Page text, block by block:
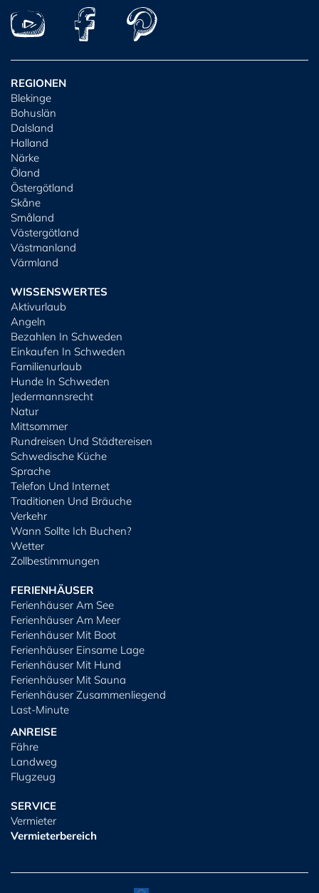
REGIONEN
Blekinge
Bohuslän
Dalsland
Halland
Närke
Öland
Östergötland
Skåne
Småland
Västergötland
Västmanland
Värmland
WISSENSWERTES
Aktivurlaub
Angeln
Bezahlen In Schweden
Einkaufen In Schweden
Familienurlaub
Hunde In Schweden
Jedermannsrecht
Natur
Mittsommer
Rundreisen Und Städtereisen
Schwedische Küche
Sprache
Telefon Und Internet
Traditionen Und Bräuche
Verkehr
Wann Sollte Ich Buchen?
Wetter
Zollbestimmungen
FERIENHÄUSER
Ferienhäuser Am See
Ferienhäuser Am Meer
Ferienhäuser Mit Boot
Ferienhäuser Einsame Lage
Ferienhäuser Mit Hund
Ferienhäuser Mit Sauna
Ferienhäuser Zusammenliegend
Last-Minute
ANREISE
Fähre
Landweg
Flugzeug
SERVICE
Vermieter
Vermieterbereich